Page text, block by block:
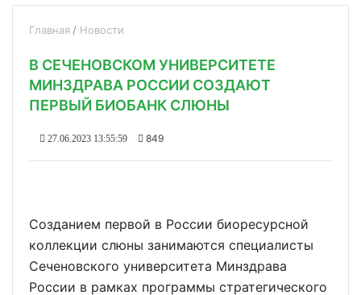
Главная Новости
В СЕЧЕНОВСКОМ УНИВЕРСИТЕТЕ
МИНЗДРАВА РОССИИ СОЗДАЮТ
ПЕРВЫЙ БИОБАНК СЛЮНЫ
27.06.2023 13:55:59 849
Созданием первой в России биоресурсной
коллекции слюны занимаются специалисты
Сеченовского университета Минздрава
России в рамках программы стратегического